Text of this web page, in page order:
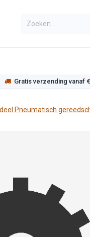
Gratis verzending vanaf
Pneumatisch